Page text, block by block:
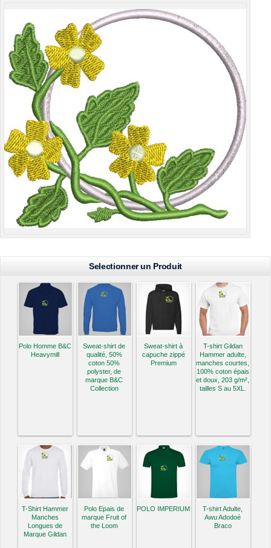
Selectionner un Produit
Polo Homme B&C
Heavymill
Sweat-shirt de
qualité, 50%
coton 50%
polyster, de
marque B&C
Collection
Sweat-shirt à
capuche zippé
Premium
T-shirt Gildan
Hammer adulte,
manches courtes,
100% coton épais
et doux, 203 g/m²,
tailles S au 5XL.
T-Shirt Hammer
Manches
Longues de
Marque Gildan
Polo Epais de
marque Fruit of
the Loom
POLO IMPERIUM
T-shirt Adulte,
Awu Adodoé
Braco